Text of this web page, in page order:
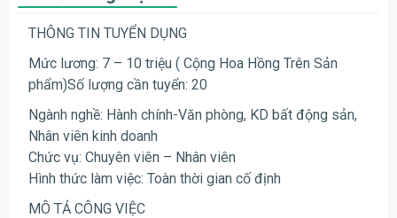
THÔNG TIN TUYỂN DỤNG
Mức lương: 7 – 10 triệu ( Cộng Hoa Hồng Trên Sản
phẩm)Số lượng cần tuyển: 20
Ngành nghề: Hành chính-Văn phòng, KD bất động sản,
Nhân viên kinh doanh
Chức vụ: Chuyên viên – Nhân viên
Hình thức làm việc: Toàn thời gian cố định
MÔ TẢ CÔNG VIỆC